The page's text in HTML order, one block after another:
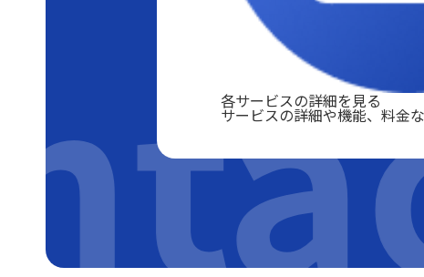
各サービスの詳細を見る
サービスの詳細や機能、料金